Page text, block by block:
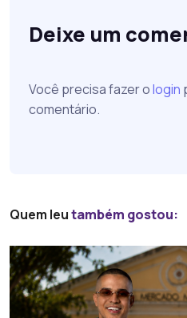
Deixe um
Você precisa fazer ologin
comentário.
Quem leutambém gostou: